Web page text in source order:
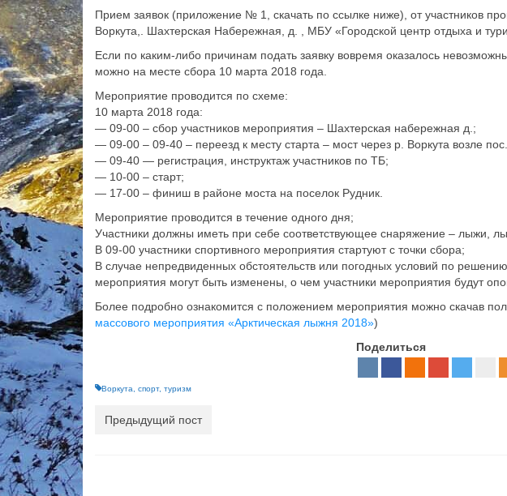
Прием заявок (приложение № 1, скачать по ссылке ниже), от участников
Воркута,. Шахтерская Набережная, д. , МБУ «Городской центр отдыха и
Если по каким-либо причинам подать заявку вовремя оказалось
можно на месте сбора 10 марта 2018 года.
Мероприятие проводится по схеме:
10 марта 2018 года:
— 09-00 – сбор участников мероприятия – Шахтерская набережная д.;
— 09-00 – 09-40 – переезд к месту старта – мост через р. Воркута возле
— 09-40 — регистрация, инструктаж участников по ТБ;
— 10-00 – старт;
— 17-00 – финиш в районе моста на поселок Рудник.
Мероприятие проводится в течение одного дня;
Участники должны иметь при себе соответствующее снаряжение – лыжи,
В 09-00 участники спортивного мероприятия стартуют с точки сбора;
В случае непредвиденных обстоятельств или погодных условий по
мероприятия могут быть изменены, о чем участники мероприятия будут
Более подробно ознакомится с положением мероприятия можно скачав
массового мероприятия «Арктическая лыжня 2018»)
Поделиться
Воркута спорт, туризм
Предыдущий пост